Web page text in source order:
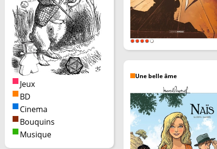
Jeux
BD
Cinema
Bouquins
Musique
Une belle âme